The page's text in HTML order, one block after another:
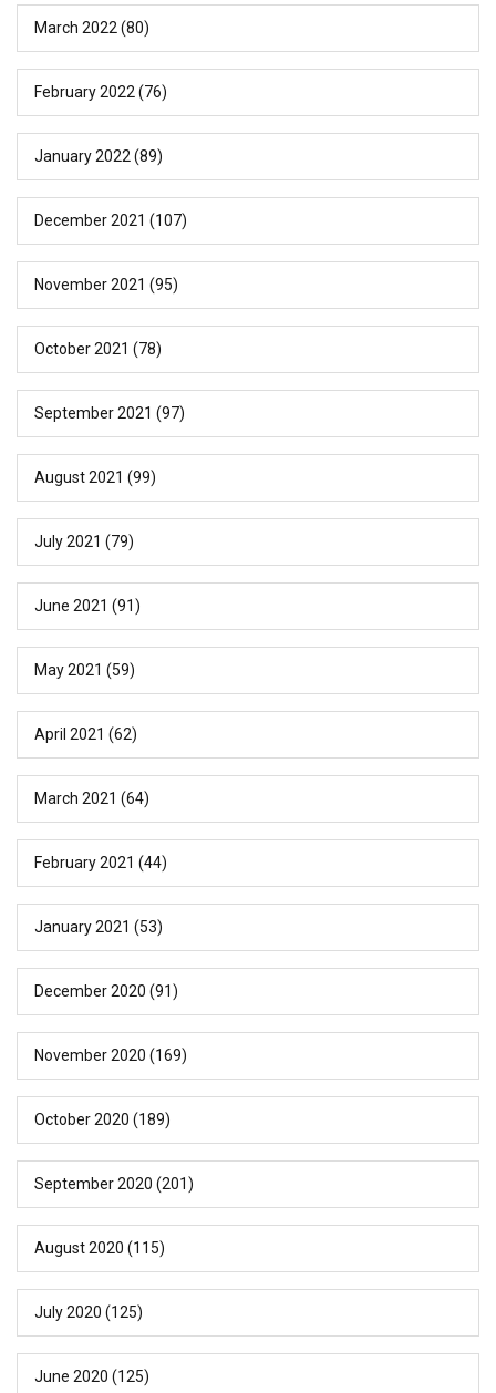
March 2022 (80)
February 2022 (76)
January 2022 (89)
December 2021 (107)
November 2021 (95)
October 2021 (78)
September 2021 (97)
August 2021 (99)
July 2021 (79)
June 2021 (91)
May 2021 (59)
April 2021 (62)
March 2021 (64)
February 2021 (44)
January 2021 (53)
December 2020 (91)
November 2020 (169)
October 2020 (189)
September 2020 (201)
August 2020 (115)
July 2020 (125)
June 2020 (125)